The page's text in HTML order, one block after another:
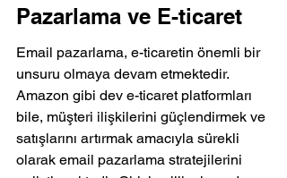
Pazarlama ve E-ticaret
Email pazarlama, e-ticaretin önemli bir
unsuru olmaya devam etmektedir.
Amazon gibi dev e-ticaret platformları
bile, müşteri ilişkilerini güçlendirmek ve
satışlarını artırmak amacıyla sürekli
olarak email pazarlama stratejilerini